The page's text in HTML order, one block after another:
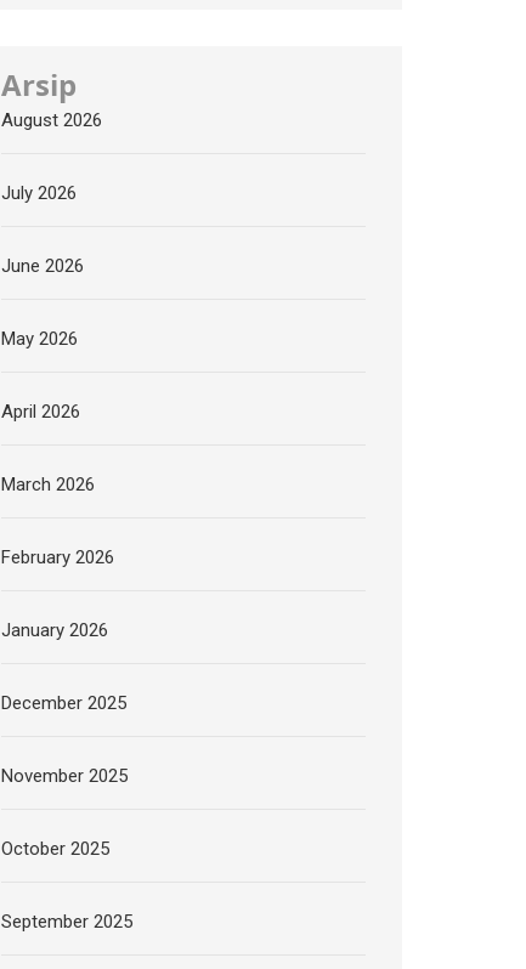
Arsip
August 2026
July 2026
June 2026
May 2026
April 2026
March 2026
February 2026
January 2026
December 2025
November 2025
October 2025
September 2025